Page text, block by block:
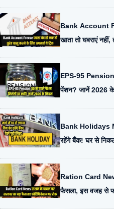
Bank Account
खाता तो घबराएं
EPS-95
पेंशन? जानें 2026 के
Bank Holidays
रहेंगे बैंक! घर से
Ration Card
फैसला, इस वजह से